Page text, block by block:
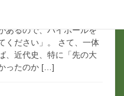
あるので、ハイボールを
ください」。 ​さて、一体
、近代史、特に「先の大
ったのか […]